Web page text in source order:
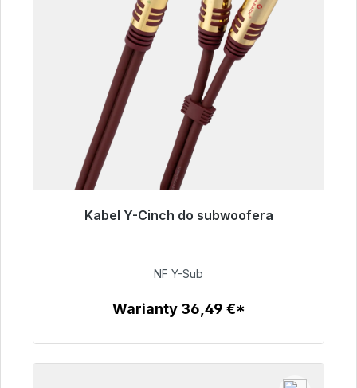
Kabel Y-Cinch do subwoofera
Gotowy do natychmiastowej wysyłki, czas
50,99 €
NF Y-Sub
Warianty 36,49 €*